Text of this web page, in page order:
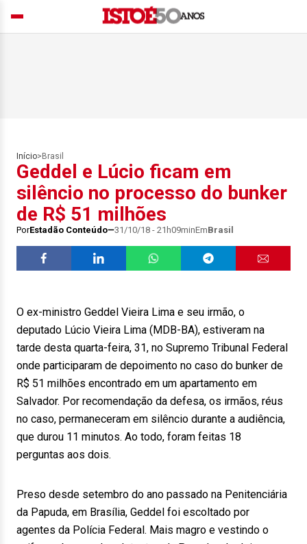
Início> Brasil
Geddel e Lúcio ficam em
silêncio no processo do bunker
de R$ 51 milhões
PorEstadão Conteúdo 31/10/18 - 21h09minEmBrasil
O ex-ministro Geddel Vieira Lima e seu irmão, o
deputado Lúcio Vieira Lima (MDB-BA), estiveram na
tarde desta quarta-feira, 31, no Supremo Tribunal Federal
onde participaram de depoimento no caso do bunker de
R$ 51 milhões encontrado em um apartamento em
Salvador. Por recomendação da defesa, os irmãos, réus
no caso, permaneceram em silêncio durante a audiência,
que durou 11 minutos. Ao todo, foram feitas 18
perguntas aos dois.
Preso desde setembro do ano passado na Penitenciária
da Papuda, em Brasília, Geddel foi escoltado por
agentes da Polícia Federal. Mais magro e vestindo o